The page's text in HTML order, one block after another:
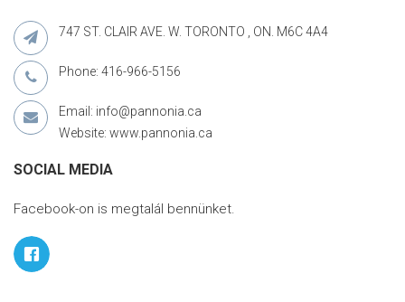
747 ST. CLAIR AVE. W. TORONTO , ON. M6C 4A4
Phone: 416-966-5156
Email: info@pannonia.ca
Website: www.pannonia.ca
SOCIAL MEDIA
Facebook-on is megtalál bennünket.